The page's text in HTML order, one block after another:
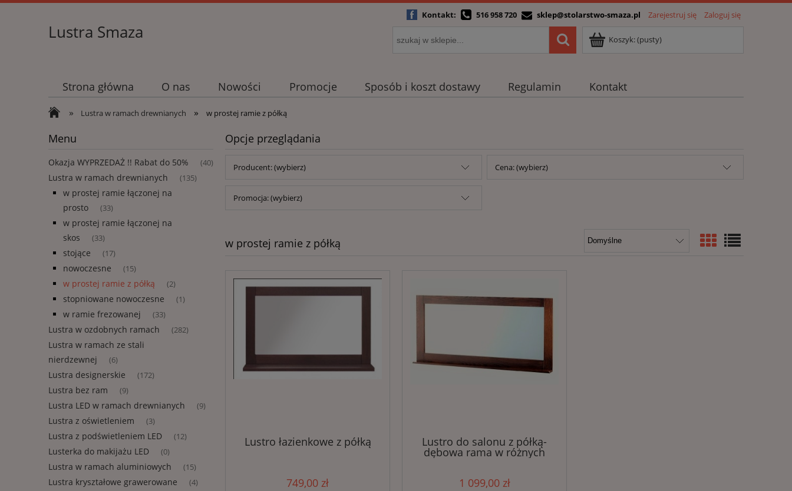
Kontakt: 516 958 720 sklep@stolarstwo-smaza.pl Zarejestruj się Zaloguj się
Lustra Smaza Koszyk:(pusty)
Strona główna O nas Nowości Promocje Sposób i koszt dostawy Regulamin Kontakt
» Lustra w ramach drewnianych » w prostej ramie z półką
Menu
Okazja WYPRZEDAŻ !! Rabat do 50% (40)
Lustra w ramach drewnianych (135)
w prostej ramie łączonej na
prosto
(33)
w prostej ramie łączonej na
skos
(33)
stojące (17)
nowoczesne (15)
w prostej ramie z półką (2)
stopniowane nowoczesne (1)
w ramie frezowanej (33)
Lustra w ozdobnych ramach (282)
Lustra w ramach ze stali
nierdzewnej
(6)
Lustra designerskie (172)
Lustra bez ram (9)
Lustra LED w ramach drewnianych (9)
Lustra z oświetleniem (3)
Lustra z podświetleniem LED (12)
Lusterka do makijażu LED (0)
Lustra w ramach aluminiowych (15)
Lustra kryształowe grawerowane (4)
Opcje przeglądania
Producent: (wybierz) Cena: (wybierz)
Promocja: (wybierz)
w prostej ramie z półką
Lustro łazienkowe z półką
749,00 zł
Lustro do salonu z półką-
dębowa rama w różnych
1 099,00 zł